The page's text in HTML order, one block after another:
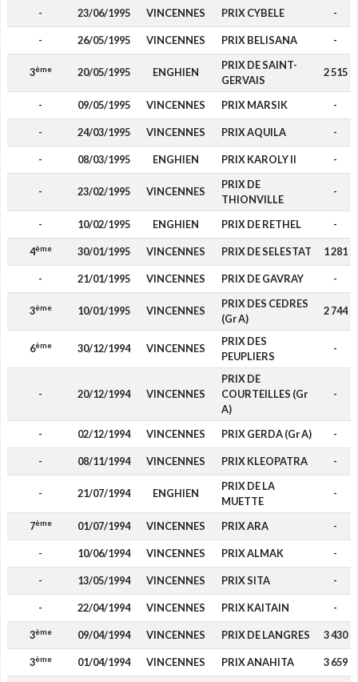
- 23/06/1995 VINCENNES PRIX CYBELE -
- 26/05/1995 VINCENNES PRIX BELISANA -
3ème 20/05/1995 ENGHIEN
PRIX DE SAINT-
GERVAIS
2 515
- 09/05/1995 VINCENNES PRIX MARSIK -
- 24/03/1995 VINCENNES PRIX AQUILA -
- 08/03/1995 ENGHIEN PRIX KAROLY II -
- 23/02/1995 VINCENNES
PRIX DE
THIONVILLE
-
- 10/02/1995 ENGHIEN PRIX DE RETHEL -
4ème 30/01/1995 VINCENNES PRIX DE SELESTAT 1 281
- 21/01/1995 VINCENNES PRIX DE GAVRAY -
3ème 10/01/1995 VINCENNES
PRIX DES CEDRES
(Gr A)
2 744
6ème 30/12/1994 VINCENNES
PRIX DES
PEUPLIERS
-
- 20/12/1994 VINCENNES
PRIX DE
COURTEILLES (Gr
A)
-
- 02/12/1994 VINCENNES PRIX GERDA (Gr A) -
- 08/11/1994 VINCENNES PRIX KLEOPATRA -
- 21/07/1994 ENGHIEN
PRIX DE LA
MUETTE
-
7ème 01/07/1994 VINCENNES PRIX ARA -
- 10/06/1994 VINCENNES PRIX ALMAK -
- 13/05/1994 VINCENNES PRIX SITA -
- 22/04/1994 VINCENNES PRIX KAITAIN -
3ème 09/04/1994 VINCENNES PRIX DE LANGRES 3 430
3ème 01/04/1994 VINCENNES PRIX ANAHITA 3 659